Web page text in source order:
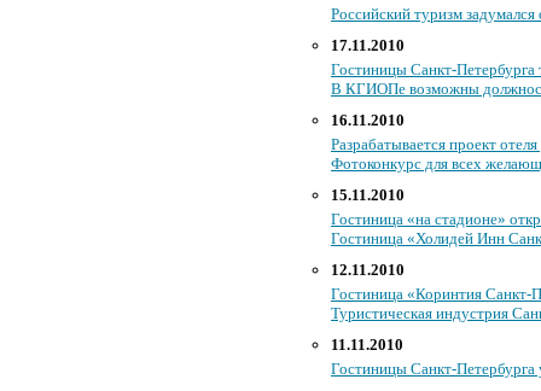
Российский туризм задумался
17.11.2010
Гостиницы Санкт-Петербурга
В КГИОПе возможны
16.11.2010
Разрабатывается проект
Фотоконкурс для всех
15.11.2010
Гостиница «на стадионе»
Гостиница «Холидей Инн
12.11.2010
Гостиница «Коринтия Санкт-
Туристическая индустрия
11.11.2010
Гостиницы Санкт-